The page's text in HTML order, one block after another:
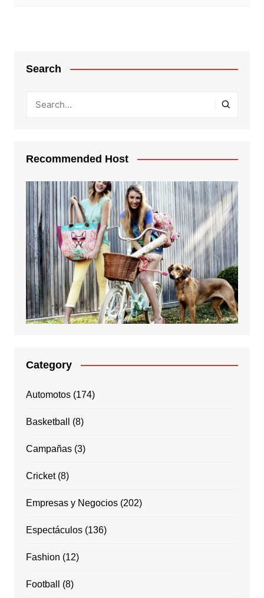
Search
Recommended Host
Category
Automotos(174)
Basketball (8)
Campañas(3)
Cricket(8)
Empresas y Negocios(202)
Espectáculos(136)
Fashion (12)
Football (8)